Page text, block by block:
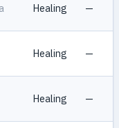
Healing —
Healing —
Healing —